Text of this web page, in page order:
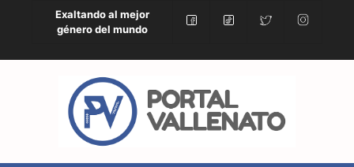
Exaltando al mejor
género del mundo